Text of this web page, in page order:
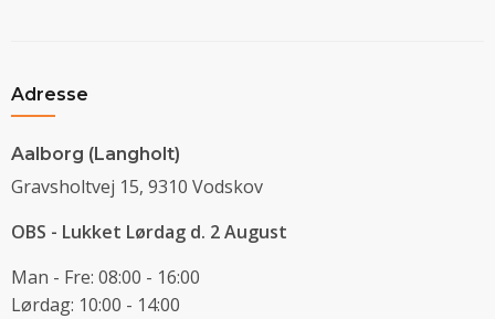
Adresse
Aalborg (Langholt)
Gravsholtvej 15, 9310 Vodskov
OBS - Lukket Lørdag d. 2 August
Man - Fre: 08:00 - 16:00
Lørdag: 10:00 - 14:00